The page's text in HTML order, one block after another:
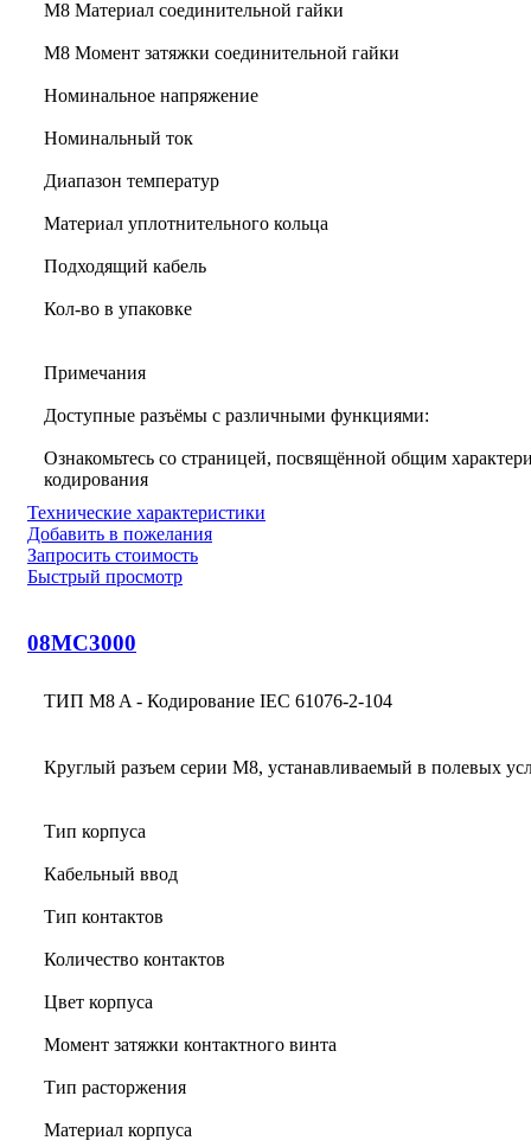
М8 Материал соединительной гайки
M8 Момент затяжки соединительной гайки
Номинальное напряжение
Номинальный ток
Диапазон температур
Материал уплотнительного кольца
Подходящий кабель
Кол-во в упаковке
Примечания
Доступные разъёмы с различными функциями:
Ознакомьтесь со страницей, посвящённой общим
кодирования
Технические характеристики
Добавить в пожелания
Запросить стоимость
Быстрый просмотр
08MC3000
ТИП M8 A - Кодирование IEC 61076-2-104
Круглый разъем серии M8, устанавливаемый в полевых
Тип корпуса
Кабельный ввод
Тип контактов
Количество контактов
Цвет корпуса
Момент затяжки контактного винта
Тип расторжения
Материал корпуса